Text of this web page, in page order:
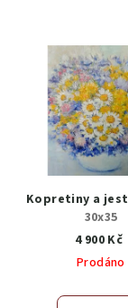
Kopretiny a
30x35
4 900 Kč
Prodáno